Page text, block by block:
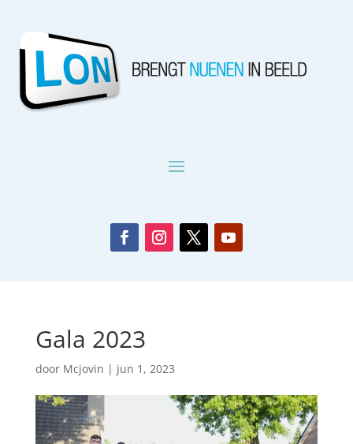
Gala 2023
door Mcjovin | jun 1, 2023